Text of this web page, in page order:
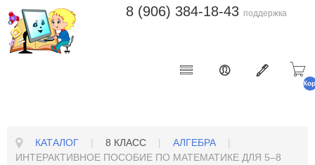
8 (906) 384-18-43 поддержка
КАТАЛОГ | 8 КЛАСС | АЛГЕБРА
|
ИНТЕРАКТИВНОЕ ПОСОБИЕ ПО МАТЕМАТИКЕ ДЛЯ 5–8